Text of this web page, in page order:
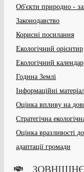
Об'єкти природно -
Законодавство
Корисні посилання
Екологічний орієнтир
Екологічний календар
Година Землі
Інформаційні
Оцінка впливу на
Стратегічна
Оцінка вразливості
адаптації громади